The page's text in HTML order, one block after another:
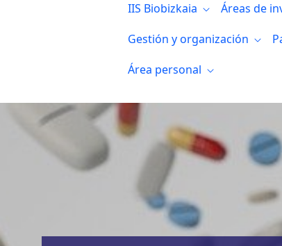
IIS Biobizkaia Áreas de
Gestión y organización
Área personal